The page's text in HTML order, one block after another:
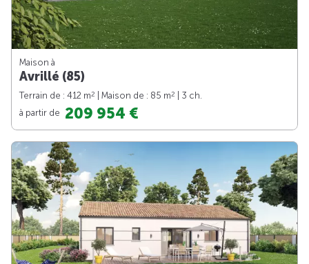
Maison à
Avrillé (85)
Terrain de : 412 m2 | Maison de : 85 m2
| 3 ch.
à partir de 209 954 €